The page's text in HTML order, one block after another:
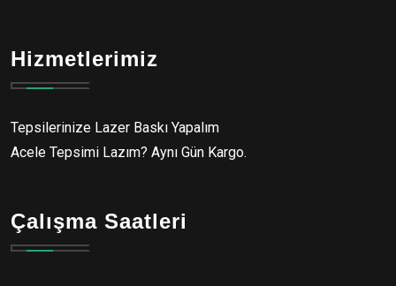
Hizmetlerimiz
Tepsilerinize Lazer Baskı Yapalım
Acele Tepsimi Lazım? Aynı Gün Kargo.
Çalışma Saatleri